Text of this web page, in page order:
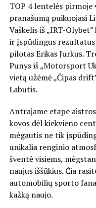
TOP 4 lentelės
pranašumą puikuojasi
Vaškelis iš „IRT-
ir įspūdingus rezultatus
pilotas Erikas Jurkus.
Punys iš „Motorsport
vietą užėmė „Čipas
Labutis.
Antrajame etape
kovos dėl kiekvieno
mėgautis ne tik
unikalia renginio
šventė visiems,
naujus iššūkius. Čia
automobilių sporto
kažką naujo.